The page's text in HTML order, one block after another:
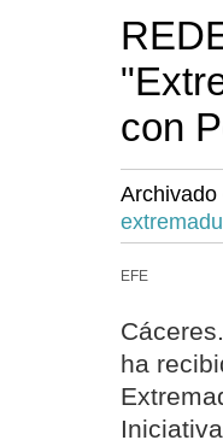
con
Archivado
EFE
ha